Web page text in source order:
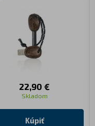
22,90 €
Skladom
Kúpiť